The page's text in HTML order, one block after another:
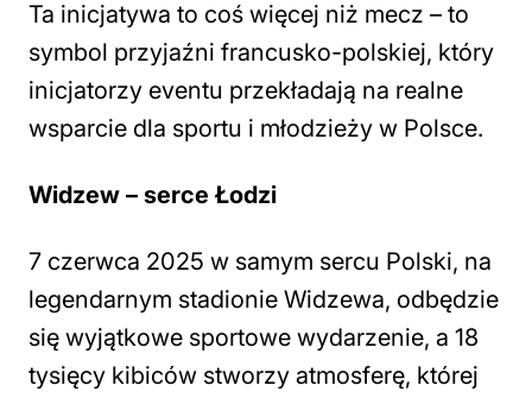
Ta inicjatywa to coś więcej niż mecz – to
symbol przyjaźni francusko-polskiej, który
inicjatorzy eventu przekładają na realne
wsparcie dla sportu i młodzieży w Polsce.
Widzew – serce Łodzi
7 czerwca 2025 w samym sercu Polski, na
legendarnym stadionie Widzewa, odbędzie
się wyjątkowe sportowe wydarzenie, a 18
tysięcy kibiców stworzy atmosferę, której